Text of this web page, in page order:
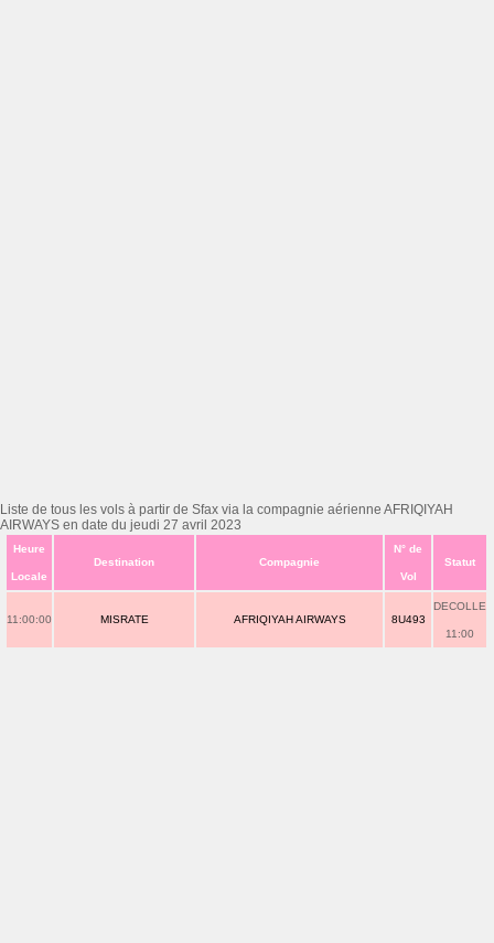
Liste de tous les vols à partir de Sfax via la compagnie aérienne AFRIQIYAH
AIRWAYS en date du jeudi 27 avril 2023
Heure
Locale
Destination Compagnie
N° de
Vol
Statut
11:00:00 MISRATE AFRIQIYAH AIRWAYS 8U493
DECOLLE
11:00